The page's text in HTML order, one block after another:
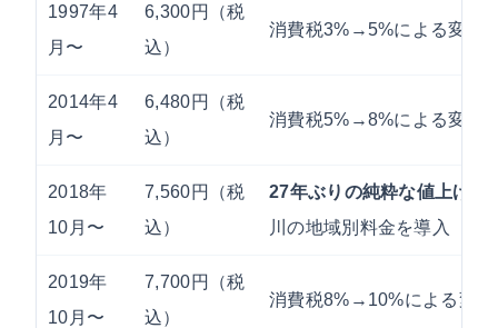
1997年4
月〜
6,300円（税
込）
消費税3%→5%による変動
2014年4
月〜
6,480円（税
込）
消費税5%→8%による変動
2018年
10月〜
7,560円（税
込）
27年ぶりの純粋な値上げ
川の地域別料金を導入
2019年
10月〜
7,700円（税
込）
消費税8%→10%による変動